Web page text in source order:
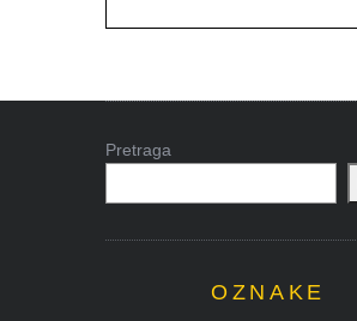
Pretraga
OZNAKE